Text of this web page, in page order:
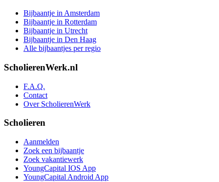
Bijbaantje in Amsterdam
Bijbaantje in Rotterdam
Bijbaantje in Utrecht
Bijbaantje in Den Haag
Alle bijbaantjes per regio
ScholierenWerk.nl
F.A.Q.
Contact
Over ScholierenWerk
Scholieren
Aanmelden
Zoek een bijbaantje
Zoek vakantiewerk
YoungCapital IOS App
YoungCapital Android App